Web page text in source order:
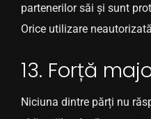
partenerilor săi și sunt
Orice utilizare
13. Forță
Niciuna dintre părți nu